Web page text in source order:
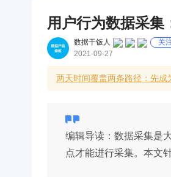
用户行为数据采集
数据干饭人
关
2021-09-27
两天时间覆盖两条路径：先成
编辑导读：数据采集是
点才能进行采集。本文